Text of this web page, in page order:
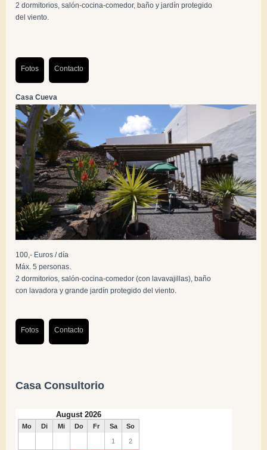
2 dormitorios, salón-cocina-comedor, baño y jardín protegido
del viento.
Fotos Contacto
Casa Cueva
100,- Euros / día
Máx. 5 personas.
2 dormitorios, salón-cocina-comedor (con lavavajillas), baño
con lavadora y grande jardín protegido del viento.
Fotos Contacto
Casa Consultorio